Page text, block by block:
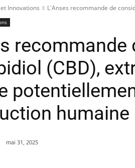
Innovations L'Anses recommande de
(CBD),
humaine
mai 31, 2025